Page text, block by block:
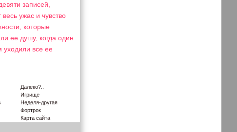
записей,
весь ужас и чувство
которые
ее душу, когда один
уходили все ее
Далеко?..
Игрище
Неделя-другая
Фортрок
Карта сайта